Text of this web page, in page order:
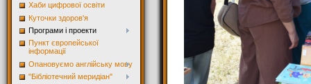
Хаби цифрової освіти
Куточки здоров'я
Програми і проекти
Пункт європейської
інформації
Опановуємо англійську мову
"Бібліотечний меридіан"